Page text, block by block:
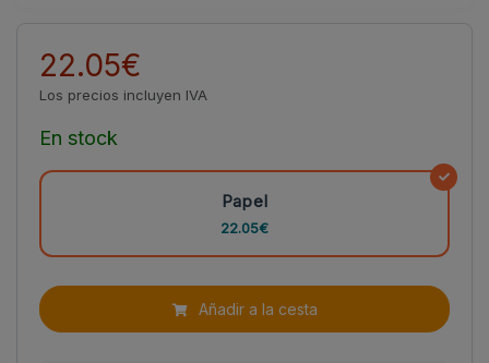
22.05€
Los precios incluyen IVA
En stock
Papel
22.05€
Añadir a la cesta